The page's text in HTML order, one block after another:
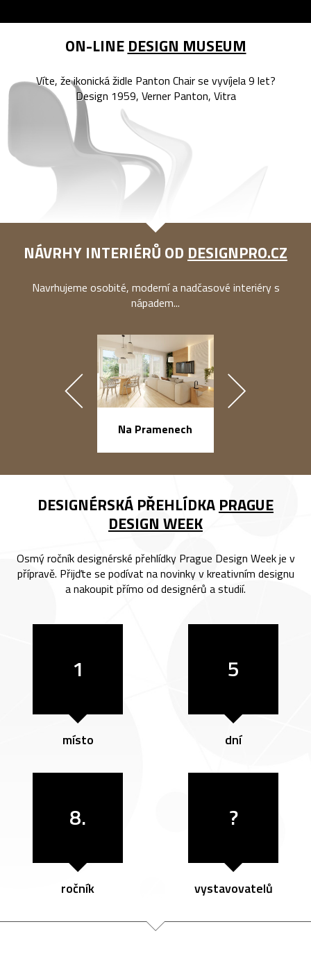
ON-LINE DESIGN MUSEUM
Víte, že ikonická židle Panton Chair se vyvíjela 9 let?
Design 1959, Verner Panton, Vitra
NÁVRHY INTERIÉRŮ OD DESIGNPRO.CZ
Navrhujeme osobité, moderní a nadčasové interiéry s
nápadem...
Na Pramenech
DESIGNÉRSKÁ PŘEHLÍDKA PRAGUE
DESIGN WEEK
Osmý ročník designérské přehlídky Prague Design Week je v
přípravě. Přijďte se podívat na novinky v kreativním designu
a nakoupit přímo od designérů a studií.
1
místo
5
dní
8.
ročník
?
vystavovatelů